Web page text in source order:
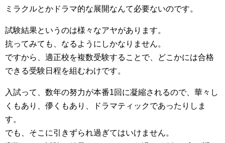
ミラクルとかドラマ的な展開なんて必要ないのです。
試験結果というのは様々なアヤがあります。
抗ってみても、なるようにしかなりません。
ですから、適正校を複数受験することで、どこかには合格
できる受験日程を組むわけです。
入試って、数年の努力が本番1回に凝縮されるので、華々し
くもあり、儚くもあり、ドラマティックであったりしま
す。
でも、そこに引きずられ過ぎてはいけません。